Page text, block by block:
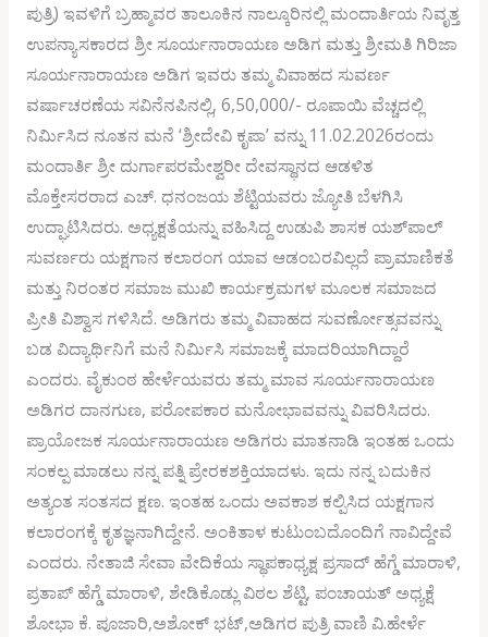
ಪುತ್ರಿ) ಇವಳಿಗೆ ಬ್ರಹ್ಮಾವರ ತಾಲೂಕಿನ ನಾಲ್ಕೂರಿನಲ್ಲಿ ಮಂದಾರ್ತಿಯ ನಿವೃತ್ತ
ಉಪನ್ಯಾಸಕಾರದ ಶ್ರೀ ಸೂರ್ಯನಾರಾಯಣ ಅಡಿಗ ಮತ್ತು ಶ್ರೀಮತಿ ಗಿರಿಜಾ
ಸೂರ್ಯನಾರಾಯಣ ಅಡಿಗ ಇವರು ತಮ್ಮ ವಿವಾಹದ ಸುವರ್ಣ
ವರ್ಷಾಚರಣೆಯ ಸವಿನೆನಪಿನಲ್ಲಿ, 6,50,000/- ರೂಪಾಯಿ ವೆಚ್ಚದಲ್ಲಿ
ನಿರ್ಮಿಸಿದ ನೂತನ ಮನೆ ‘ಶ್ರೀದೇವಿ ಕೃಪಾ’ ವನ್ನು 11.02.2026ರಂದು
ಮಂದಾರ್ತಿ ಶ್ರೀ ದುರ್ಗಾಪರಮೇಶ್ವರೀ ದೇವಸ್ಥಾನದ ಆಡಳಿತ
ಮೊಕ್ತೇಸರರಾದ ಎಚ್. ಧನಂಜಯ ಶೆಟ್ಟಿಯವರು ಜ್ಯೋತಿ ಬೆಳಗಿಸಿ
ಉದ್ಘಾಟಿಸಿದರು. ಅಧ್ಯಕ್ಷತೆಯನ್ನು ವಹಿಸಿದ್ದ ಉಡುಪಿ ಶಾಸಕ ಯಶ್‍ಪಾಲ್
ಸುವರ್ಣರು ಯಕ್ಷಗಾನ ಕಲಾರಂಗ ಯಾವ ಆಡಂಬರವಿಲ್ಲದೆ ಪ್ರಾಮಾಣಿಕತೆ
ಮತ್ತು ನಿರಂತರ ಸಮಾಜ ಮುಖಿ ಕಾರ್ಯಕ್ರಮಗಳ ಮೂಲಕ ಸಮಾಜದ
ಪ್ರೀತಿ ವಿಶ್ವಾಸ ಗಳಿಸಿದೆ. ಅಡಿಗರು ತಮ್ಮ ವಿವಾಹದ ಸುವರ್ಣೋತ್ಸವವನ್ನು
ಬಡ ವಿದ್ಯಾರ್ಥಿನಿಗೆ ಮನೆ ನಿರ್ಮಿಸಿ ಸಮಾಜಕ್ಕೆ ಮಾದರಿಯಾಗಿದ್ದಾರೆ
ಎಂದರು. ವೈಕುಂಠ ಹೇರ್ಳೆಯವರು ತಮ್ಮ ಮಾವ ಸೂರ್ಯನಾರಾಯಣ
ಅಡಿಗರ ದಾನಗುಣ, ಪರೋಪಕಾರ ಮನೋಭಾವವನ್ನು ವಿವರಿಸಿದರು.
ಪ್ರಾಯೋಜಕ ಸೂರ್ಯನಾರಾಯಣ ಅಡಿಗರು ಮಾತನಾಡಿ ಇಂತಹ ಒಂದು
ಸಂಕಲ್ಪ ಮಾಡಲು ನನ್ನ ಪತ್ನಿ ಪ್ರೇರಕಶಕ್ತಿಯಾದಳು. ಇದು ನನ್ನ ಬದುಕಿನ
ಅತ್ಯಂತ ಸಂತಸದ ಕ್ಷಣ. ಇಂತಹ ಒಂದು ಅವಕಾಶ ಕಲ್ಪಿಸಿದ ಯಕ್ಷಗಾನ
ಕಲಾರಂಗಕ್ಕೆ ಕೃತಜ್ಞನಾಗಿದ್ದೇನೆ. ಅಂಕಿತಾಳ ಕುಟುಂಬದೊಂದಿಗೆ ನಾವಿದ್ದೇವೆ
ಎಂದರು. ನೇತಾಜಿ ಸೇವಾ ವೇದಿಕೆಯ ಸ್ಥಾಪಕಾಧ್ಯಕ್ಷ ಪ್ರಸಾದ್ ಹೆಗ್ಡೆ ಮಾರಾಳಿ,
ಪ್ರತಾಪ್ ಹೆಗ್ಡೆ ಮಾರಾಳಿ, ಶೇಡಿಕೊಡ್ಲು ವಿಠಲ ಶೆಟ್ಟಿ, ಪಂಚಾಯತ್ ಅಧ್ಯಕ್ಷೆ
ಶೋಭಾ ಕೆ. ಪೂಜಾರಿ,ಅಶೋಕ್ ಭಟ್,ಅಡಿಗರ ಪುತ್ರಿ ವಾಣಿ ವಿ.ಹೇರ್ಳೆ